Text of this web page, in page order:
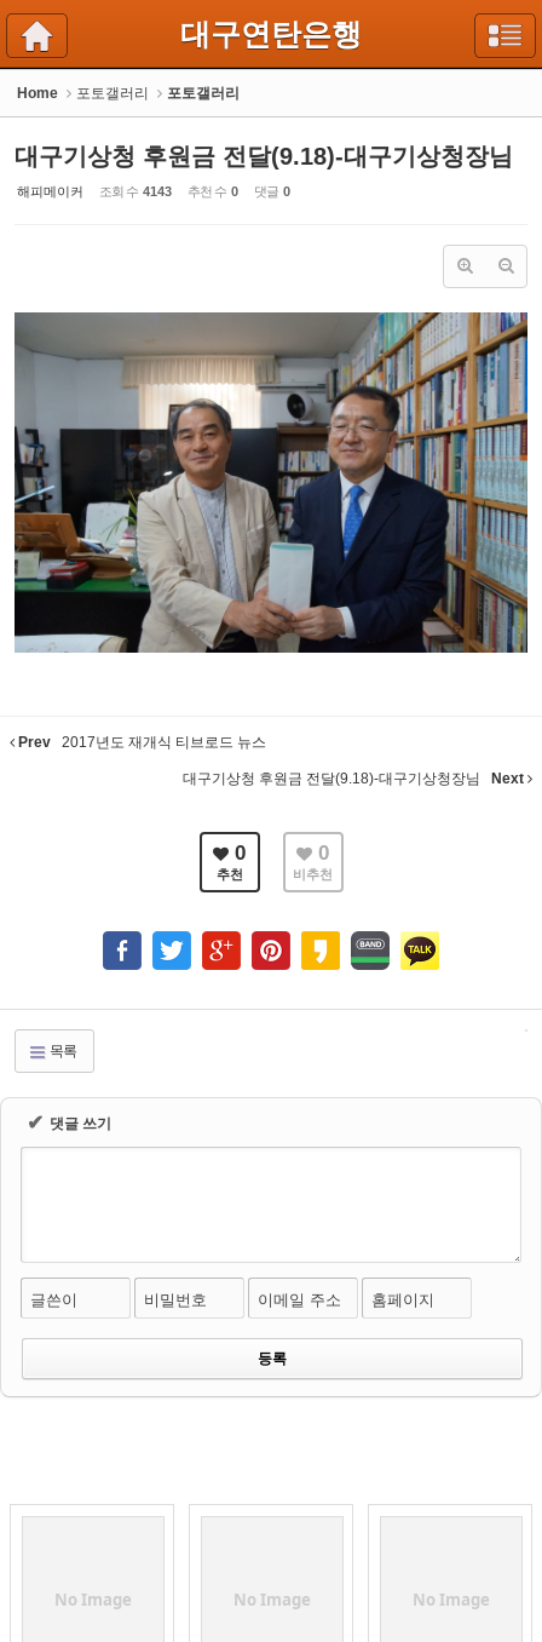
대구연탄은행
Home 포토갤러리 포토갤러리
대구기상청 후원금 전달(9.18)-대구기상청장님
해피메이커 조회 수 4143 추천 수 0 댓글 0
Prev 2017년도 재개식 티브로드 뉴스
대구기상청 후원금 전달(9.18)-대구기상청장님 Next
0
추천
0
비추천
목록
✔ 댓글 쓰기
글쓴이 비밀번호 이메일 주소 홈페이지
No Image No Image No Image